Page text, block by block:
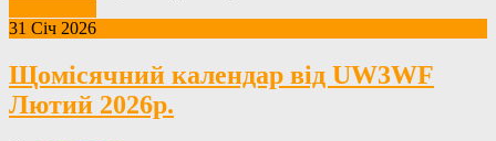
31 Січ 2026
Щомісячний календар від UW3WF
Лютий 2026р.